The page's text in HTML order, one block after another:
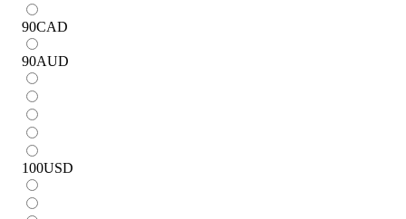
90CAD
90AUD
100USD